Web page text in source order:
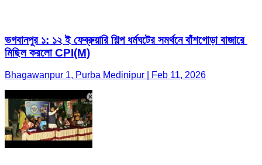
ভগবানপুর ১: ১২ ই ফেব্রুয়ারি শিল্প ধর্মঘটের সমর্থনে বাঁশগোড়া বাজারে
মিছিল করলো CPI(M)
Bhagawanpur 1, Purba Medinipur | Feb 11, 2026